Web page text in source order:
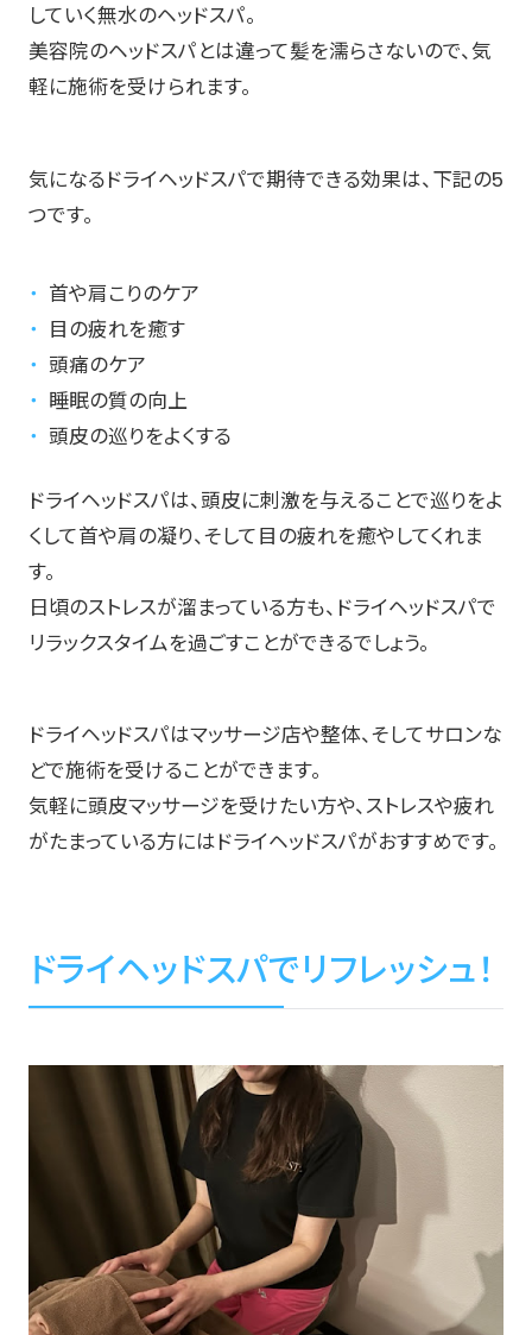
していく無水のヘッドスパ。
美容院のヘッドスパとは違って髪を濡らさないので、気
軽に施術を受けられます。
気になるドライヘッドスパで期待できる効果は、下記の5
つです。
首や肩こりのケア
目の疲れを癒す
頭痛のケア
睡眠の質の向上
頭皮の巡りをよくする
ドライヘッドスパは、頭皮に刺激を与えることで巡りをよ
くして首や肩の凝り、そして目の疲れを癒やしてくれま
す。
日頃のストレスが溜まっている方も、ドライヘッドスパで
リラックスタイムを過ごすことができるでしょう。
ドライヘッドスパはマッサージ店や整体、そしてサロンな
どで施術を受けることができます。
気軽に頭皮マッサージを受けたい方や、ストレスや疲れ
がたまっている方にはドライヘッドスパがおすすめです。
ドライヘッドスパでリフレッシュ！